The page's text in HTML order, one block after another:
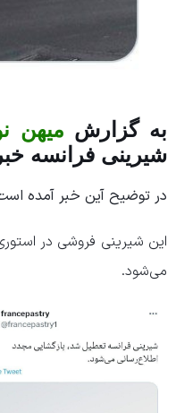
به گزارش میهن
شیرینی فرانسه
در توضیح آین خبر آمده
این شیرینی فروشی در
می‌شود.